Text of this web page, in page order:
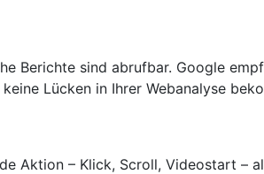
Berichte sind abrufbar. Google
Lücken in Ihrer Webanalyse
Aktion – Klick, Scroll, Video­start –